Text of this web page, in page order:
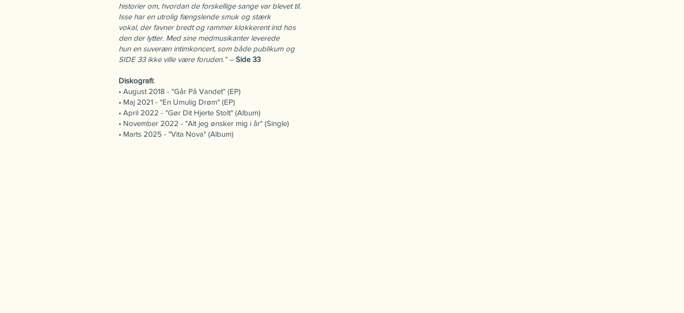
historier om, hvordan de forskellige sange var blevet til.
Isse har en utrolig fængslende smuk og stærk
vokal, der favner bredt og rammer klokkerent ind hos
den der lytter. Med sine medmusikanter leverede
hun en suveræn intimkoncert, som både publikum og
SIDE 33 ikke ville være foruden.” –Side 33
Diskografi:
• August 2018 - "Går På Vandet" (EP)
• Maj 2021 - "En Umulig Drøm" (EP)
• April 2022 - "Gør Dit Hjerte Stolt" (Album)
• November 2022 - "Alt jeg ønsker mig i år" (Single)
• Marts 2025 - "Vita Nova" (Album)